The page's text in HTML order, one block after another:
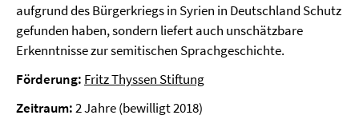
aufgrund des Bürgerkriegs in Syrien in Deutschland Schutz
gefunden haben, sondern liefert auch unschätzbare
Erkenntnisse zur semitischen Sprachgeschichte.
Förderung: Fritz Thyssen Stiftung
Zeitraum:2 Jahre (bewilligt 2018)